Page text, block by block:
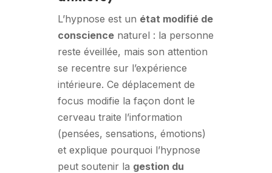
L’hypnose est un état modifié de
consciencenaturel : la personne
reste éveillée, mais son attention
se recentre sur l’expérience
intérieure. Ce déplacement de
focus modifie la façon dont le
cerveau traite l’information
(pensées, sensations, émotions)
et explique pourquoi l’hypnose
peut soutenir la gestion du